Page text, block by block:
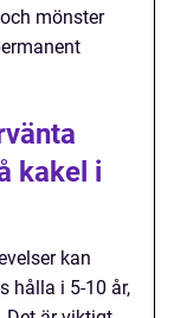
mönster
kakel i
kan
hålla i 5-10 år,